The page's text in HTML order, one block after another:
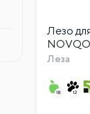
Лезо
Леза